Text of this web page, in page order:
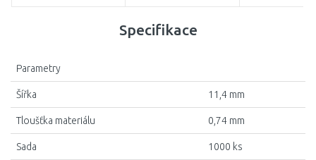
Specifikace
Parametry
Šířka 11,4 mm
Tloušťka materiálu 0,74 mm
Sada 1000 ks